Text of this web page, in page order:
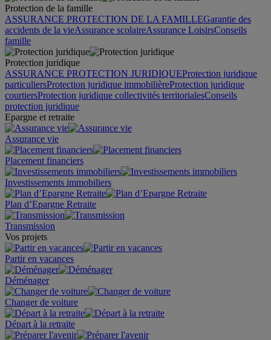
Protection de la famille
ASSURANCE PROTECTION DE LA FAMILLEGarantie des
accidents de la vieAssurance scolaireAssurance LoisirsConseils
famille
Protection juridique
ASSURANCE PROTECTION JURIDIQUEProtection juridique
particuliersProtection juridique immobilièreProtection juridique
courtiersProtection juridique collectivités territorialesConseils
protection juridique
Epargne et retraite
Assurance vie
Placement financiers
Investissements immobiliers
Plan d’Epargne Retraite
Transmission
Vos projets
Partir en vacances
Déménager
Changer de voiture
Départ à la retraite